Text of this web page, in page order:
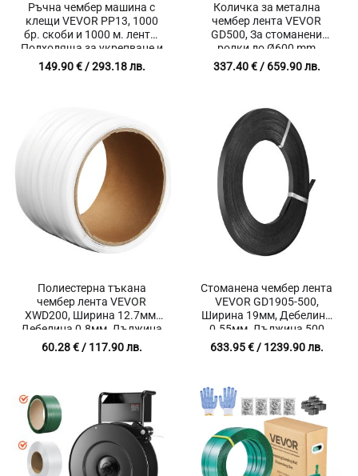
Ръчна чембер машина с
клещи VEVOR PP13, 1000
бр. скоби и 1000 м. лента,
Подходяща за укрепване и
подсигуряване на товари
149.90€/ 293.18 лв.
Количка за метална
чембер лента VEVOR
GD500, За стоманени
ролки до Ø600 mm
337.40€/ 659.90 лв.
Полиестерна тъкана
чембер лента VEVOR
XWD200, Ширина 12.7мм,
Дебелина 0.8мм, Дължина
200 метра
60.28€/ 117.90 лв.
Стоманена чембер лента
VEVOR GD1905-500,
Ширина 19мм, Дебелина
0.55мм, Дължина 500
метра
633.95€/ 1239.90 лв.